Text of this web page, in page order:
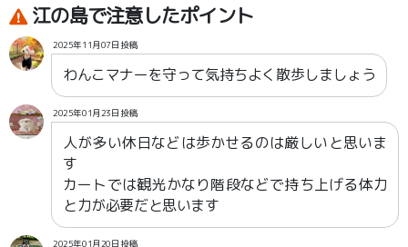
江の島で注意したポイント
2025年11月07日投稿
わんこマナーを守って気持ちよく散歩しましょう
2025年01月23日投稿
人が多い休日などは歩かせるのは厳しいと思いま
す
カートでは観光かなり階段などで持ち上げる体力
と力が必要だと思います
2025年01月20日投稿